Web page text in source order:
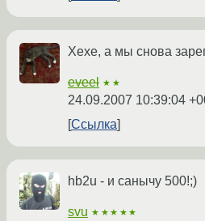
Хехе, а мы снова
eveel ★★
24.09.2007 10:39:04
Ссылка
hb2u - и санычу 500!;)
svu ★★★★★